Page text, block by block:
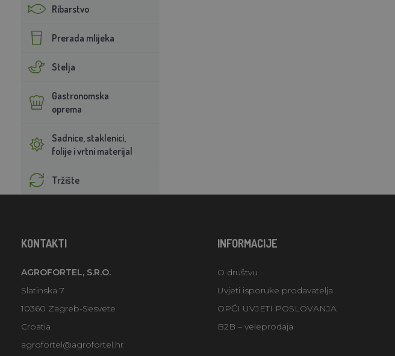
Ribarstvo
Prerada mlijeka
Stelja
Gastronomska
oprema
Sadnice, staklenici,
folije i vrtni materijal
Tržište
KONTAKTI
AGROFORTEL, S.R.O.
Slatinska 7
10360 Zagreb-Sesvete
Croatia
agrofortel@agrofortel.hr
INFORMACIJE
O društvu
Uvjeti isporuke prodavatelja
OPĆI UVJETI POSLOVANJA
B2B – veleprodaja